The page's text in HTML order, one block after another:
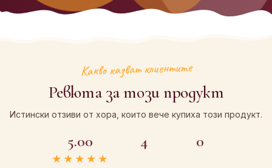
Накратко: По-вероятно е да си забравиш
името, отколкото то да се изтрие от този
ПРЕДИ
Какво казват клиентите
Ревюта за този продукт
Истински отзиви от хора, които вече купиха този продукт.
5.00
★★★★★
4 0